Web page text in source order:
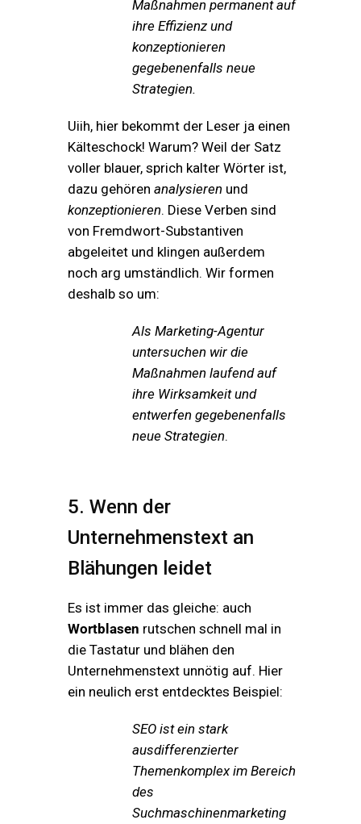
Maßnahmen permanent auf
ihre Effizienz und
konzeptionieren
gegebenenfalls neue
Strategien.
Uiih, hier bekommt der Leser ja einen
Kälteschock! Warum? Weil der Satz
voller blauer, sprich kalter Wörter ist,
dazu gehören analysieren und
konzeptionieren. Diese Verben sind
von Fremdwort-Substantiven
abgeleitet und klingen außerdem
noch arg umständlich. Wir formen
deshalb so um:
Als Marketing-Agentur
untersuchen wir die
Maßnahmen laufend auf
ihre Wirksamkeit und
entwerfen gegebenenfalls
neue Strategien.
5. Wenn der
Unternehmenstext an
Blähungen leidet
Es ist immer das gleiche: auch
Wortblasen rutschen schnell mal in
die Tastatur und blähen den
Unternehmenstext unnötig auf. Hier
ein neulich erst entdecktes Beispiel:
SEO ist ein stark
ausdifferenzierter
Themenkomplex im Bereich
des
Suchmaschinenmarketing